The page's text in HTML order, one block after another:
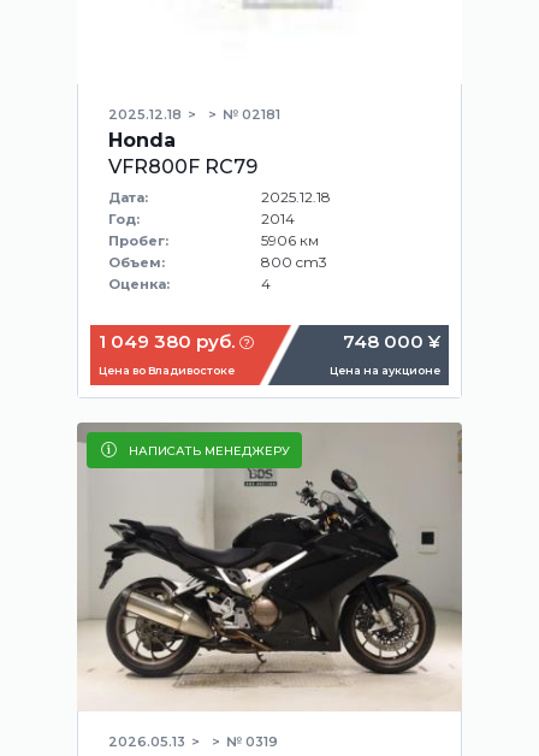
2025.12.18 № 02181
Honda
VFR800F RC79
Дата: 2025.12.18
Год: 2014
Пробег: 5906 км
Объем: 800 cm3
Оценка: 4
1 049 380 руб.
Цена во Владивостоке
748 000 ¥
Цена на аукционе
НАПИСАТЬ МЕНЕДЖЕРУ
2026.05.13 № 0319